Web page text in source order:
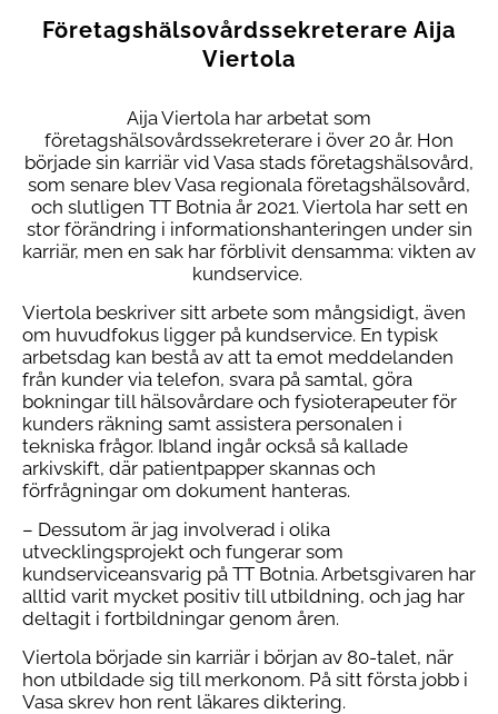
Företagshälsovårds­sekreterare Aija
Viertola
Aija Viertola har arbetat som
företagshälsovårdssekreterare i över 20 år. Hon
började sin karriär vid Vasa stads företagshälsovård,
som senare blev Vasa regionala företagshälsovård,
och slutligen TT Botnia år 2021. Viertola har sett en
stor förändring i informationshanteringen under sin
karriär, men en sak har förblivit densamma: vikten av
kundservice.
Viertola beskriver sitt arbete som mångsidigt, även
om huvudfokus ligger på kundservice. En typisk
arbetsdag kan bestå av att ta emot meddelanden
från kunder via telefon, svara på samtal, göra
bokningar till hälsovårdare och fysioterapeuter för
kunders räkning samt assistera personalen i
tekniska frågor. Ibland ingår också så kallade
arkivskift, där patientpapper skannas och
förfrågningar om dokument hanteras.
– Dessutom är jag involverad i olika
utvecklingsprojekt och fungerar som
kundserviceansvarig på TT Botnia. Arbetsgivaren har
alltid varit mycket positiv till utbildning, och jag har
deltagit i fortbildningar genom åren.
Viertola började sin karriär i början av 80-talet, när
hon utbildade sig till merkonom. På sitt första jobb i
Vasa skrev hon rent läkares diktering.